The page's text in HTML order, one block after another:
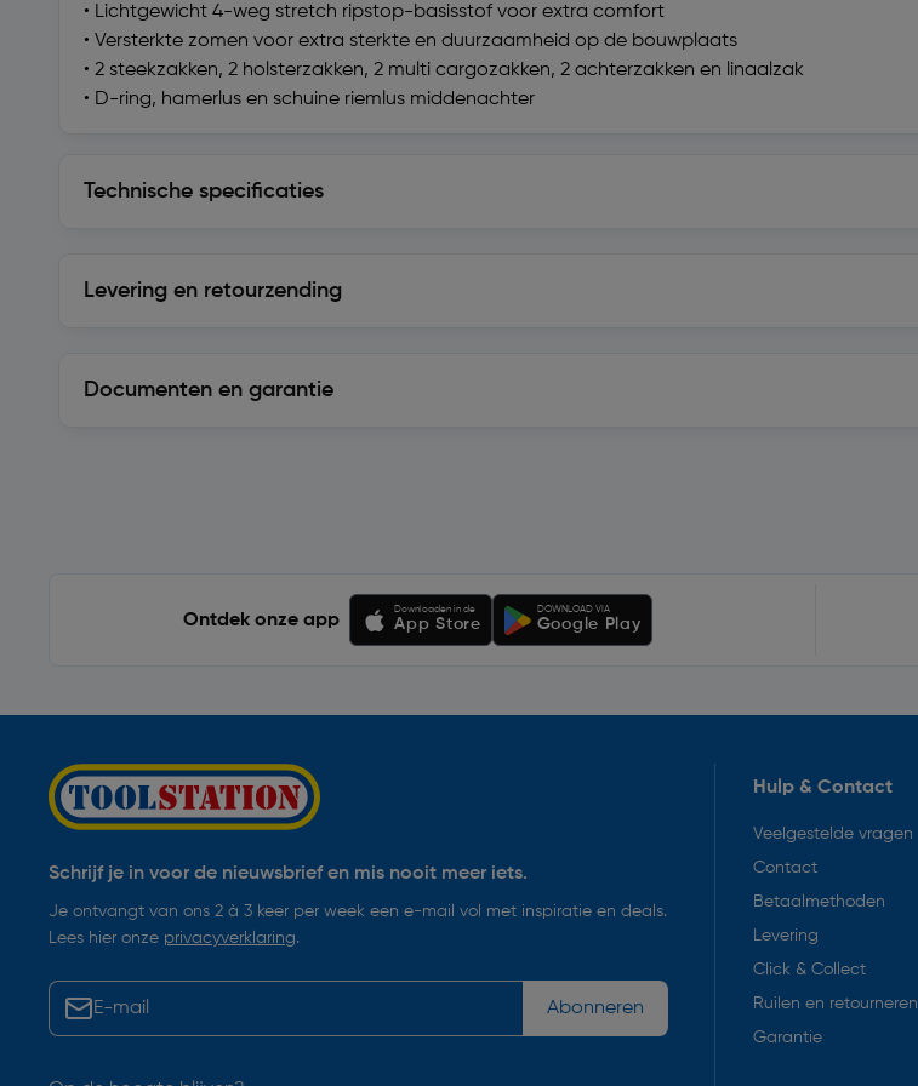
• Lichtgewicht 4-weg stretch ripstop-basisstof voor extra comfort
• Versterkte zomen voor extra sterkte en duurzaamheid op de bouwplaats
• 2 steekzakken, 2 holsterzakken, 2 multi cargozakken, 2 achterzakken en linaalzak
• D-ring, hamerlus en schuine riemlus middenachter
Technische specificaties
Levering en retourzending
Documenten en garantie
Ontdek onze app
Downloaden in de
App Store
DOWNLOAD VIA
Google Play
Schrijf je in voor de nieuwsbrief en mis nooit meer iets.
Je ontvangt van ons 2 à 3 keer per week een e-mail vol met inspiratie en deals.
Lees hier onze privacyverklaring.
Abonneren
Hulp & Contact
Veelgestelde vragen
Contact
Betaalmethoden
Levering
Click & Collect
Ruilen en retourneren
Garantie